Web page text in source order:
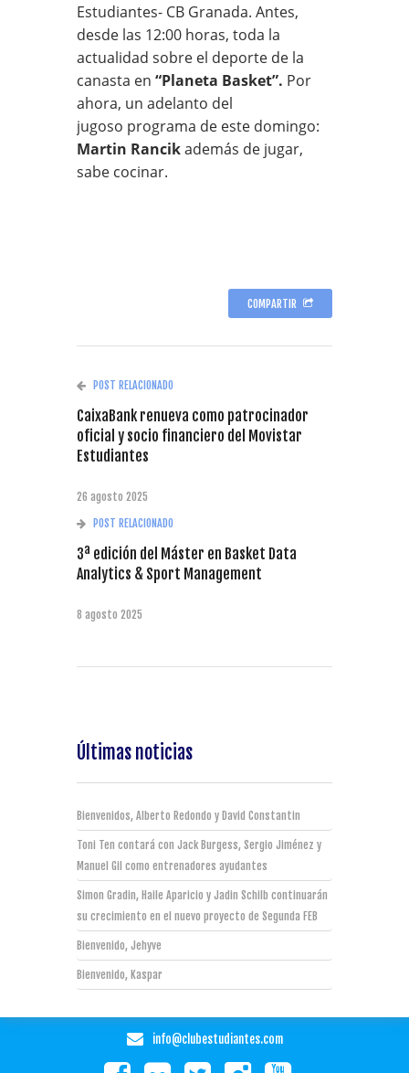
Estudiantes- CB Granada. Antes,
desde las 12:00 horas, toda la
actualidad sobre el deporte de la
canasta en “Planeta Basket”. Por
ahora, un adelanto del
jugoso programa de este domingo:
Martin Rancikademás de jugar,
sabe cocinar.
COMPARTIR
POST RELACIONADO
CaixaBank renueva como patrocinador
oficial y socio financiero del Movistar
Estudiantes
26 agosto 2025
POST RELACIONADO
3ª edición del Máster en Basket Data
Analytics & Sport Management
8 agosto 2025
Últimas noticias
Bienvenidos, Alberto Redondo y David Constantin
Toni Ten contará con Jack Burgess, Sergio Jiménez y
Manuel Gil como entrenadores ayudantes
Simon Gradin, Haile Aparicio y Jadin Schilb continuarán
su crecimiento en el nuevo proyecto de Segunda FEB
Bienvenido, Jehyve
Bienvenido, Kaspar
info@clubestudiantes.com